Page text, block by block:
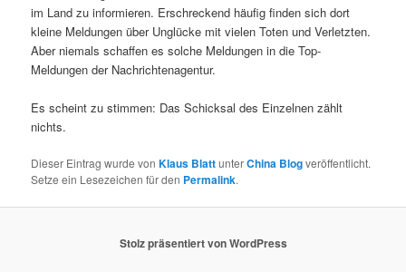
im Land zu informieren. Erschreckend häufig finden sich dort
kleine Meldungen über Unglücke mit vielen Toten und Verletzten.
Aber niemals schaffen es solche Meldungen in die Top-
Meldungen der Nachrichtenagentur.
Es scheint zu stimmen: Das Schicksal des Einzelnen zählt
nichts.
Dieser Eintrag wurde vonKlaus BlattunterChina Blogveröffentlicht.
Setze ein Lesezeichen für den Permalink.
Stolz präsentiert von WordPress